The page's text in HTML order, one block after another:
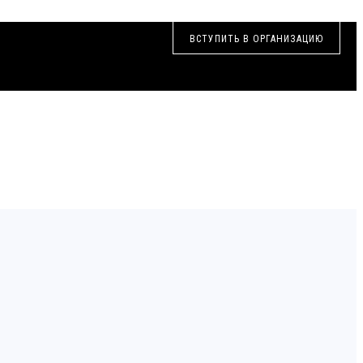
ВСТУПИТЬ В ОРГАНИЗАЦИЮ